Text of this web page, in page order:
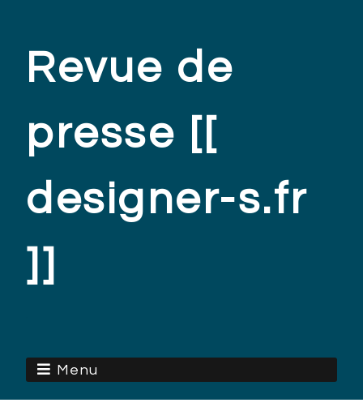
Revue de
presse [[
designer-s.fr
]]
Menu